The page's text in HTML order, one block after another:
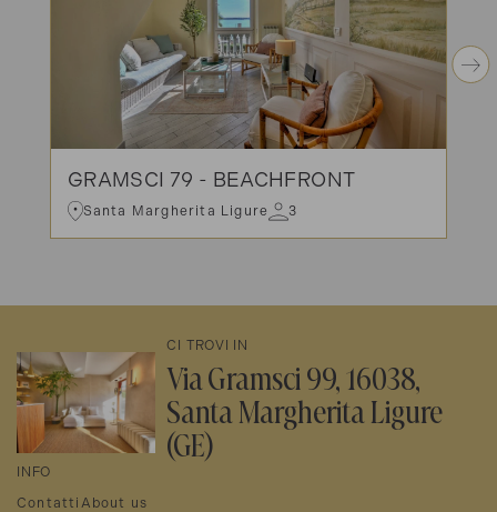
GRAMSCI 79 - BEACHFRONT
Santa Margherita Ligure 3
CI TROVI IN
Via Gramsci 99, 16038,
Santa Margherita Ligure
(GE)
INFO
Contatti About us